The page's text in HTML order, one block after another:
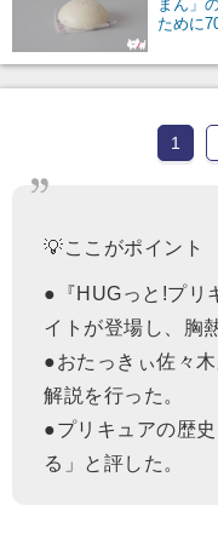
まん」
ために
1
💡ここがポイント
●『HUGっと!プリ
イトが登場し、胸
●おたっきぃ佐々
解説を行った。
●プリキュアの歴
る」と評した。